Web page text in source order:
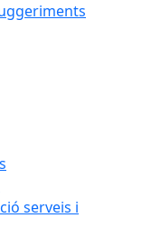
serveis i